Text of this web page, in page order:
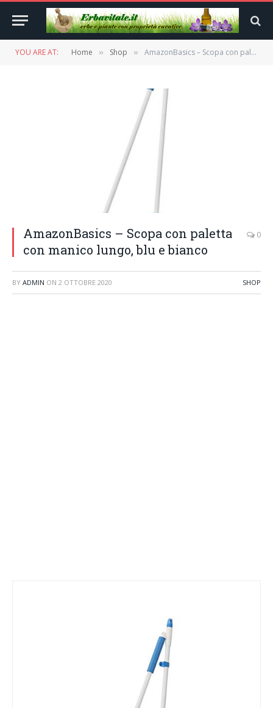
YOU ARE AT: Home » Shop » AmazonBasics – Scopa con paletta con manico lungo, blu e bianco
AmazonBasics – Scopa con paletta
con manico lungo, blu e bianco
0
BY ADMIN ON 2 OTTOBRE 2020 SHOP